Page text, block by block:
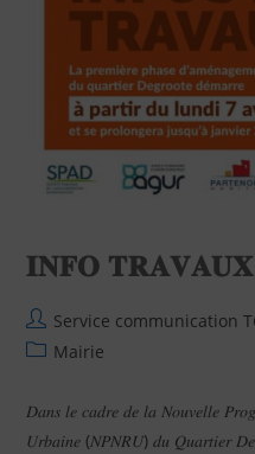
𝐈𝐍𝐅𝐎
Service communication
Mairie
𝐷𝑎𝑛𝑠 𝑙𝑒 𝑐𝑎𝑑𝑟𝑒 𝑑𝑒 𝑙𝑎 𝑁𝑜𝑢𝑣𝑒𝑙𝑙𝑒
𝑈𝑟𝑏𝑎𝑖𝑛𝑒 (𝑁𝑃𝑁𝑅𝑈) 𝑑𝑢 𝑄𝑢𝑎𝑟𝑡𝑖𝑒𝑟